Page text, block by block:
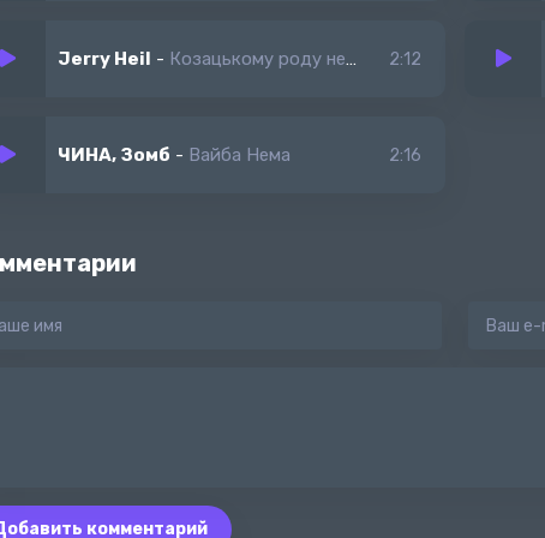
Jerry Heil - Козацькому роду нема переводу 2:12
ЧИНА, Зомб - Вайба Нема 2:16
комментарий